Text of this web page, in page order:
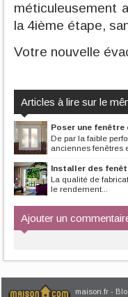
méticuleusement
la 4ième étape,
Votre nouvelle
Articles à lire sur le
Poser une fenêtre
De par la faible
anciennes fenêtres
Installer des
La qualité de
le rendement...
Ajouter un
maison.fr -